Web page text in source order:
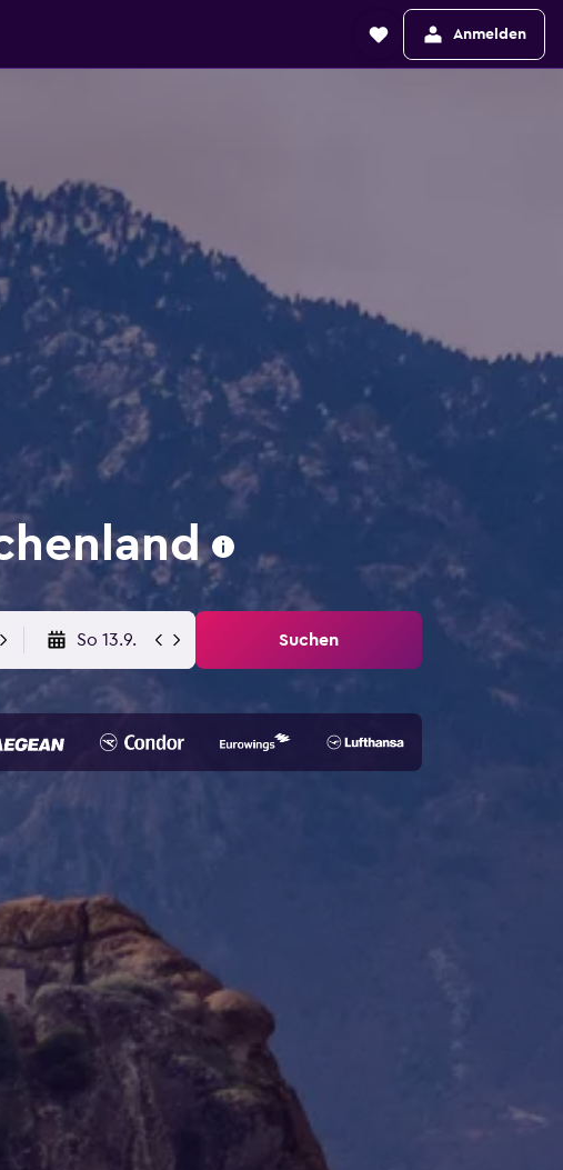
Anmelden
So 13.9. Suchen